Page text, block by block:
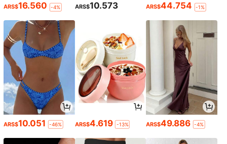
ARS$16.560 -4% ARS$10.573 ARS$44.754 -1%
ARS$10.051 -46% ARS$4.619 -13% ARS$49.886 -4%